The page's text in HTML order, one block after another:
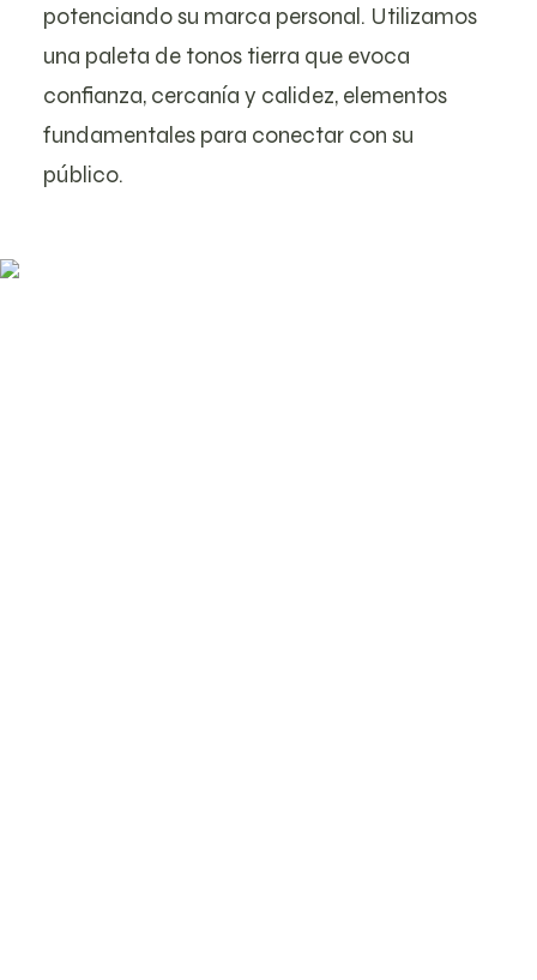
potenciando su marca personal. Utilizamos
una paleta de tonos tierra que evoca
confianza, cercanía y calidez, elementos
fundamentales para conectar con su
público.